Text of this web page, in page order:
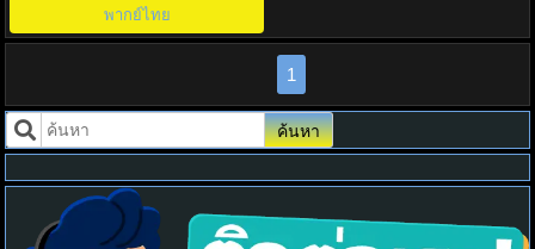
พากย์ไทย
1
ค้นหา